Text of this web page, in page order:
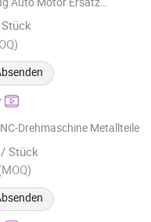
Drehmaschine Metallteile
/ Stück Co., Ltd